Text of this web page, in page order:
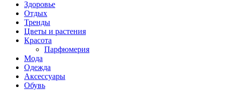
Здоровье
Отдых
Тренды
Цветы и растения
Красота
Парфюмерия
Мода
Одежда
Аксессуары
Обувь